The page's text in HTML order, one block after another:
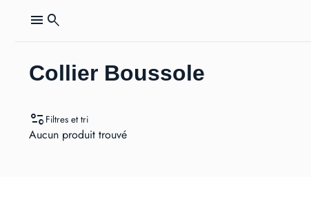
menu search
Collier Boussole
page_info Filtres et tri
Aucun produit trouvé